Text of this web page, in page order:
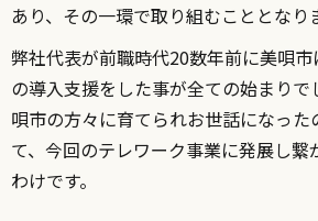
あり、その一環で取り組むこととなり
弊社代表が前職時代20数年前に美唄
の導入支援をした事が全ての始まり
唄市の方々に育てられお世話になった
て、今回のテレワーク事業に発展し繋
わけです。